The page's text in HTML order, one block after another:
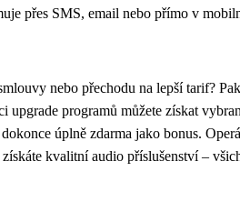
přes SMS, email nebo přímo v
nebo přechodu na lepší tarif?
upgrade programů můžete získat
úplně zdarma jako bonus.
kvalitní audio příslušenství –